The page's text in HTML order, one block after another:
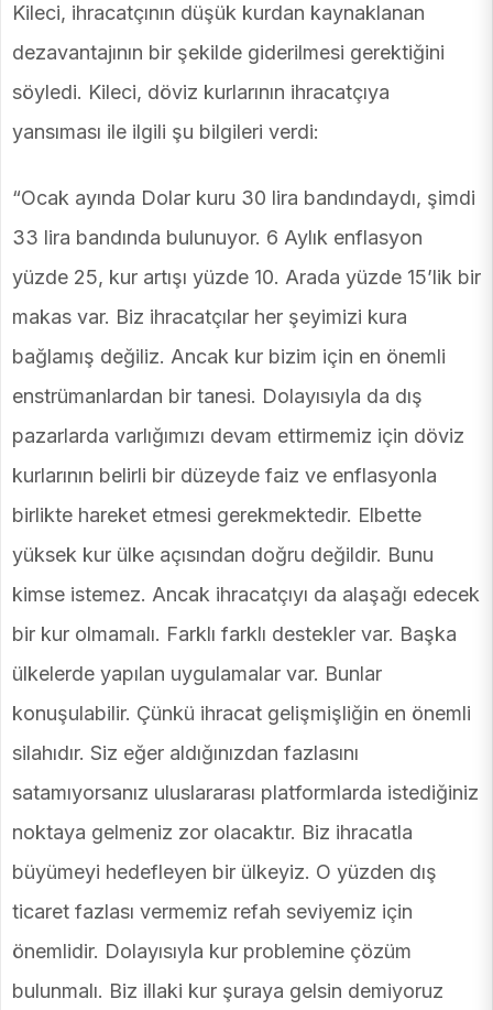
Kileci, ihracatçının düşük kurdan kaynaklanan
dezavantajının bir şekilde giderilmesi gerektiğini
söyledi. Kileci, döviz kurlarının ihracatçıya
yansıması ile ilgili şu bilgileri verdi:
“Ocak ayında Dolar kuru 30 lira bandındaydı, şimdi
33 lira bandında bulunuyor. 6 Aylık enflasyon
yüzde 25, kur artışı yüzde 10. Arada yüzde 15’lik bir
makas var. Biz ihracatçılar her şeyimizi kura
bağlamış değiliz. Ancak kur bizim için en önemli
enstrümanlardan bir tanesi. Dolayısıyla da dış
pazarlarda varlığımızı devam ettirmemiz için döviz
kurlarının belirli bir düzeyde faiz ve enflasyonla
birlikte hareket etmesi gerekmektedir. Elbette
yüksek kur ülke açısından doğru değildir. Bunu
kimse istemez. Ancak ihracatçıyı da alaşağı edecek
bir kur olmamalı. Farklı farklı destekler var. Başka
ülkelerde yapılan uygulamalar var. Bunlar
konuşulabilir. Çünkü ihracat gelişmişliğin en önemli
silahıdır. Siz eğer aldığınızdan fazlasını
satamıyorsanız uluslararası platformlarda istediğiniz
noktaya gelmeniz zor olacaktır. Biz ihracatla
büyümeyi hedefleyen bir ülkeyiz. O yüzden dış
ticaret fazlası vermemiz refah seviyemiz için
önemlidir. Dolayısıyla kur problemine çözüm
bulunmalı. Biz illaki kur şuraya gelsin demiyoruz